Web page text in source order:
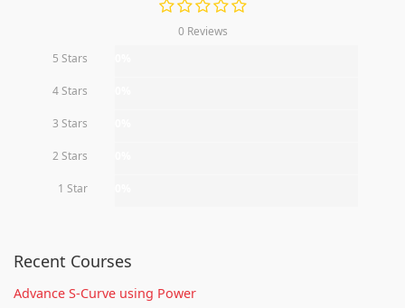
0 Reviews
5 Stars
4 Stars
3 Stars
2 Stars
1 Star
Recent Courses
Advance S-Curve using Power